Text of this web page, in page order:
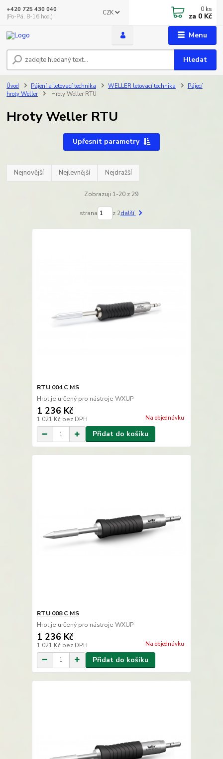
Menu
CZK
Hledat
+420 725 430 040
(Po-Pá, 8-16 hod.)
0 ks
za 0 Kč
Úvod Pájení a letovací technika WELLER letovací technika
Pájecí
hroty Weller
Hroty Weller RTU
Hroty Weller RTU
Upřesnit parametry
Nejnovější Nejlevnější Nejdražší
Zobrazuji 1-20 z 29
strana z 2další
RTU 004 C MS
Hrot je určený pro nástroje WXUP
1 236 Kč
1 021 Kč bez DPH Na objednávku
Přidat do košíku
RTU 008 C MS
Hrot je určený pro nástroje WXUP
1 236 Kč
1 021 Kč bez DPH Na objednávku
Přidat do košíku